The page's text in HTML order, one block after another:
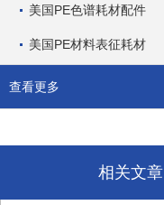
美国PE色谱耗材配件
美国PE材料表征耗材
查看更多
相关文章